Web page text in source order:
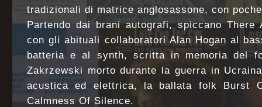
tradizionali di matrice anglosassone, con
Partendo dai brani autografi, spiccano There
con gli abituali collaboratori Alan Hogan al
batteria e al synth, scritta in memoria del
Zakrzewski morto durante la guerra in
acustica ed elettrica, la ballata folk Burst
Calmness Of Silence.